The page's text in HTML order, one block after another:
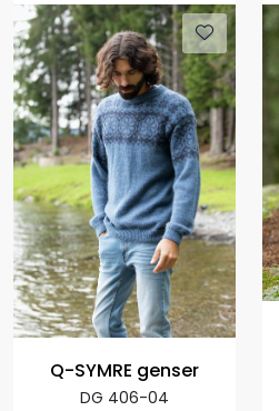
Q-SYMRE genser
DG 406-04